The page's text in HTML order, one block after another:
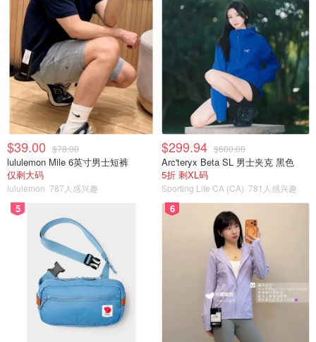
175 Sainte-Catherine Street West
Downtown - Quartier des spectacles
时间：2023 年 2 月 12 日，晚上 7:30
价格：48 加币至 128加币
$39.00 $78.00
lululemon Mile 6英寸男士短裤
仅剩大码
lululemon 787人感兴趣
$299.94 $600.00
Arc'teryx Beta SL 男士夹克 黑色
5折 剩XL码
Sporting Life CA (CA) 781人感兴趣
5 6